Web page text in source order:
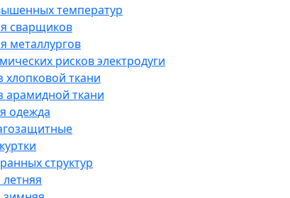
температур
сварщиков
металлургов
рисков электродуги
хлопковой ткани
арамидной ткани
одежда
структур